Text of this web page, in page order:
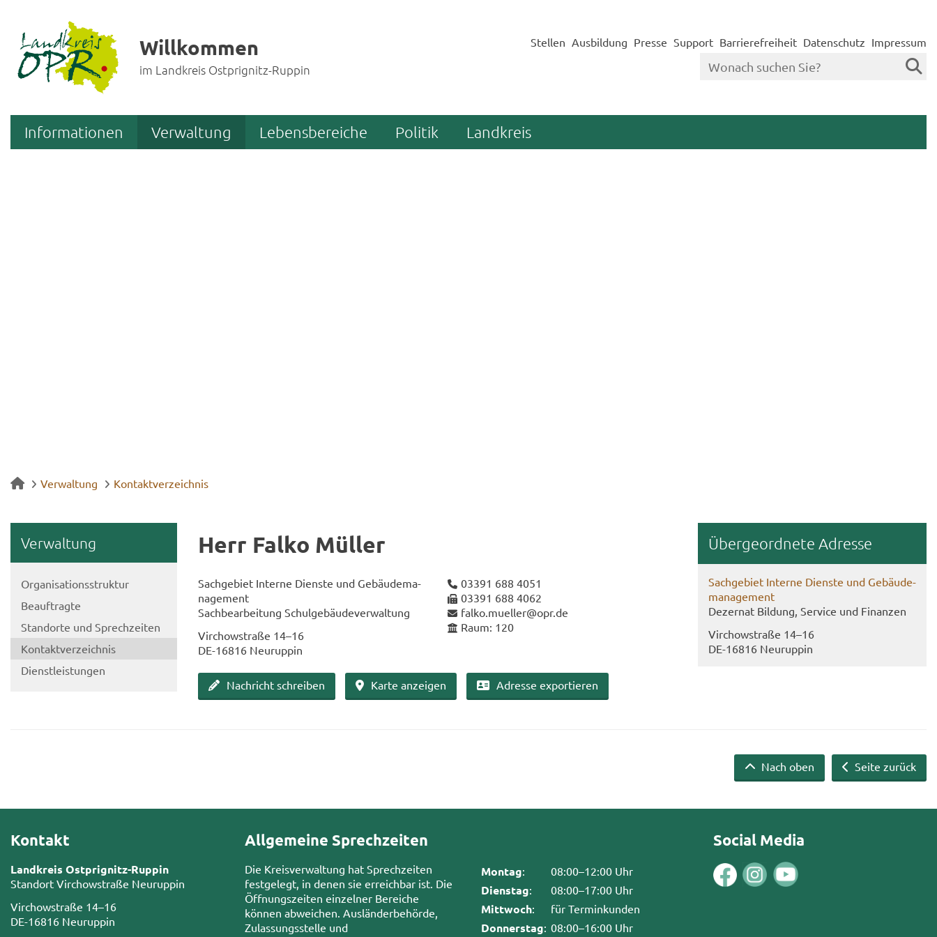
Willkommen
im Landkreis Ostprignitz-Ruppin
Stellen Ausbildung Presse Support Barrierefreiheit Datenschutz Impressum
Informationen Verwaltung Lebensbereiche Politik Landkreis
Verwaltung Kontaktverzeichnis
Ver­wal­tung
Or­ga­ni­sa­ti­ons­struk­tur
Be­auf­trag­te
Stand­or­te und Sprech­zei­ten
Kon­takt­ver­zeich­nis
Dienst­leis­tun­gen
Herr Falko Mül­ler
Sach­ge­biet In­ter­ne Diens­te und Ge­bäu­de­ma­
nage­ment
Sach­be­ar­bei­tung Schul­ge­bäu­de­ver­wal­tung
Virch­ow­stra­ße 14–16
DE-​16816 Neu­rup­pin
03391 688 4051
03391 688 4062
falko.mu­el­ler@opr.de
Raum: 120
Nach­richt schrei­ben Karte an­zei­gen Adres­se ex­por­tie­ren
Über­ge­ord­ne­te Adres­se
Sach­ge­biet In­ter­ne Diens­te und Ge­bäu­de­
ma­nage­ment
De­zer­nat Bil­dung, Ser­vice und Fi­nan­zen
Virch­ow­stra­ße 14–16
DE-​16816 Neu­rup­pin
Seite zurück
Nach oben
Kontakt
Landkreis Ostprignitz-Ruppin
Standort Virchowstraße Neuruppin
Virchowstraße 14–16
DE-16816 Neuruppin
Allgemeine Sprechzeiten
Die Kreisverwaltung hat Sprechzeiten
festgelegt, in denen sie erreichbar ist. Die
Öffnungszeiten einzelner Bereiche
können abweichen. Ausländerbehörde,
Zulassungsstelle und
Montag: 08:00–12:00 Uhr
Dienstag: 08:00–17:00 Uhr
Mittwoch: für Terminkunden
Donnerstag: 08:00–16:00 Uhr
Social Media